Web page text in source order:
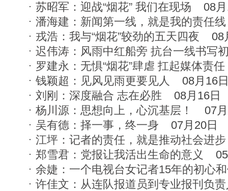
苏昭军：迎战“烟花” 我们在现场
08
潘海建：新闻第一线，就是我的责任线
戎浩：我与“烟花”较劲的五天四夜
08
迟伟涛：风雨中红船旁 抗台一线书写
罗建永：无惧“烟花”肆虐 扛起媒体责任
钱颖超：见风见雨更要见人
08月16
刘刚：深度融合 志在必胜
08月16日
杨川源：思想向上，心沉基层！
07
吴有德：择一事，终一身
07月20日
江坪：记者的责任，就是推动社会进步
郑雪君：党报让我活出生命的意义
余婕：一个电视台女记者15年的初心
许佳文：从连队报道员到专业报刊负